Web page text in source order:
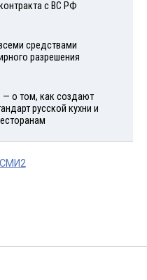
с ВС РФ
средствами
разрешения
— о том, как создают
русской кухни и